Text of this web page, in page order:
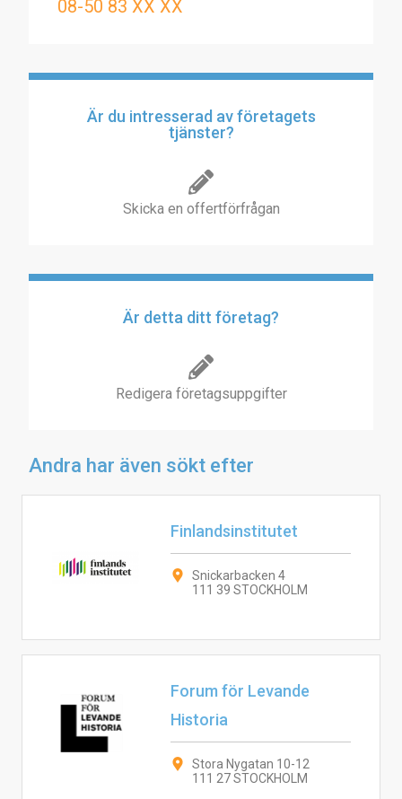
08-50 83 XX XX
Är du intresserad av företagets
tjänster?
Skicka en offertförfrågan
Är detta ditt företag?
Redigera företagsuppgifter
Andra har även sökt efter
Finlandsinstitutet
Snickarbacken 4
111 39 STOCKHOLM
Forum för Levande
Historia
Stora Nygatan 10-12
111 27 STOCKHOLM